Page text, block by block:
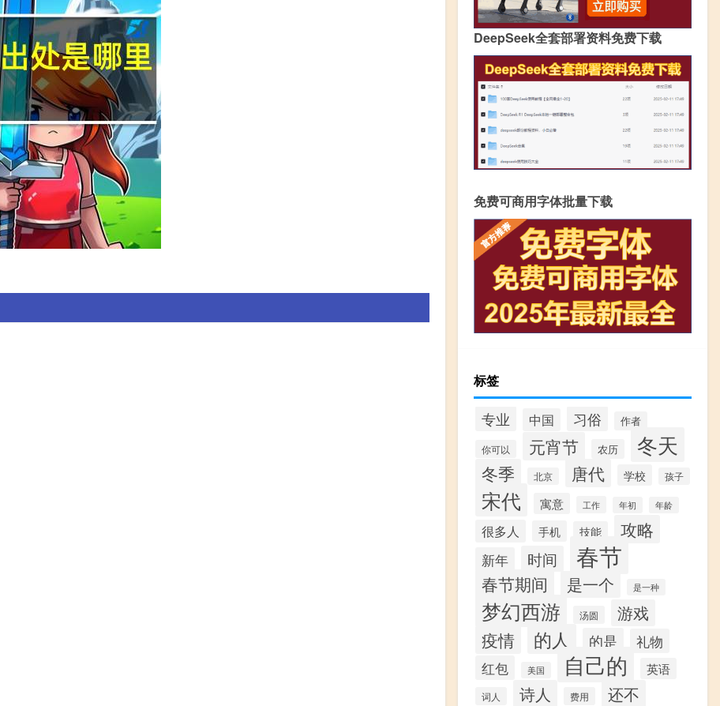
DeepSeek全套部署资料免费下载
免费可商用字体批量下载
标签
专业 中国 习俗 作者
你可以 元宵节 农历 冬天
冬季 北京 唐代 学校 孩子
宋代 寓意 工作 年初 年龄
很多人 手机 技能 攻略
新年 时间 春节
春节期间 是一个 是一种
梦幻西游 汤圆 游戏
疫情 的人 的是
礼物
红包
美国 自己的 英语
词人 诗人 费用 还不